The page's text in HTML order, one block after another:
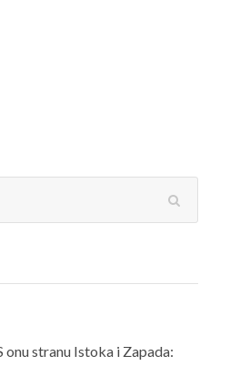
onu stranu Istoka i Zapada: